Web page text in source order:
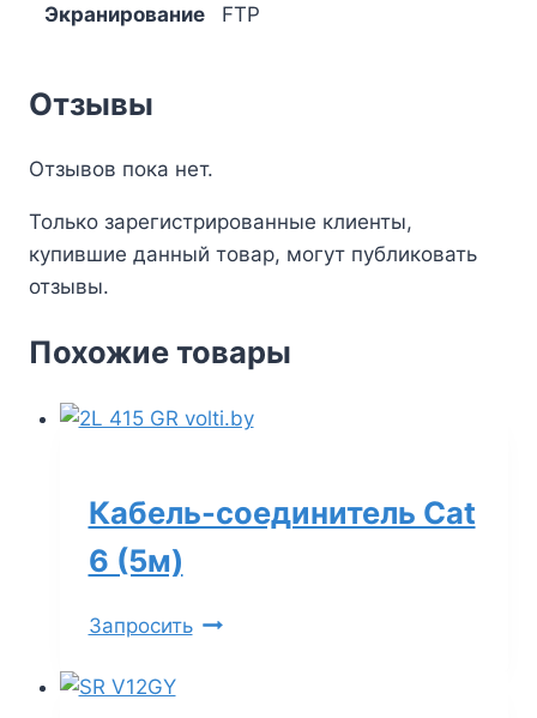
Экранирование FTP
Отзывы
Отзывов пока нет.
Только зарегистрированные клиенты,
купившие данный товар, могут публиковать
отзывы.
Похожие товары
Кабель-соединитель Cat
6 (5м)
Запросить